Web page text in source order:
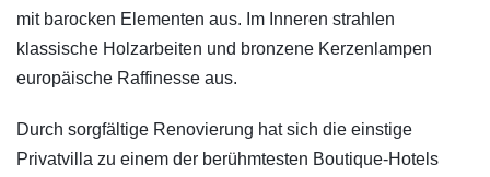
mit barocken Elementen aus. Im Inneren strahlen
klassische Holzarbeiten und bronzene Kerzenlampen
europäische Raffinesse aus.
Durch sorgfältige Renovierung hat sich die einstige
Privatvilla zu einem der berühmtesten Boutique-Hotels